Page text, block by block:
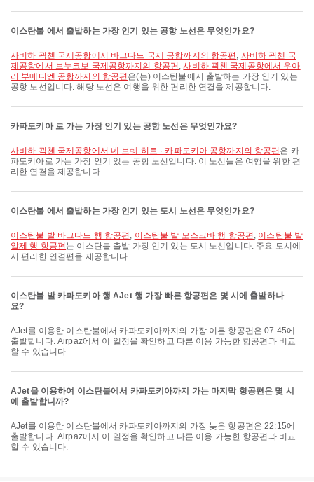
이스탄불 에서 출발하는 가장 인기 있는 공항 노선은 무엇인가요?
사비하 괵첸 국제공항에서 바그다드 국제 공항까지의 항공편 , 사비하 괵첸 국
제공항에서 브누코보 국제공항까지의 항공편 ,사비하 괵첸 국제공항에서 우아
리 부메디엔 공항까지의 항공편 은(는) 이스탄불에서 출발하는 가장 인기 있는
공항 노선입니다. 해당 노선은 여행을 위한 편리한 연결을 제공합니다.
카파도키아 로 가는 가장 인기 있는 공항 노선은 무엇인가요?
사비하 괵첸 국제공항에서 네 브쉐 히르 · 카파도키아 공항까지의 항공편 은 카
파도키아로 가는 가장 인기 있는 공항 노선입니다. 이 노선들은 여행을 위한 편
리한 연결을 제공합니다.
이스탄불 에서 출발하는 가장 인기 있는 도시 노선은 무엇인가요?
이스탄불 발 바그다드 행 항공편 , 이스탄불 발 모스크바 행 항공편 , 이스탄불 발
알제 행 항공편 는 이스탄불 출발 가장 인기 있는 도시 노선입니다. 주요 도시에
서 편리한 연결편을 제공합니다.
이스탄불 발 카파도키아 행 AJet 행 가장 빠른 항공편은 몇 시에 출발하나
요?
AJet를 이용한 이스탄불에서 카파도키아까지의 가장 이른 항공편은 07:45에
출발합니다. Airpaz에서 이 일정을 확인하고 다른 이용 가능한 항공편과 비교
할 수 있습니다.
AJet을 이용하여 이스탄불에서 카파도키아까지 가는 마지막 항공편은 몇 시
에 출발합니까?
AJet를 이용한 이스탄불에서 카파도키아까지의 가장 늦은 항공편은 22:15에
출발합니다. Airpaz에서 이 일정을 확인하고 다른 이용 가능한 항공편과 비교
할 수 있습니다.